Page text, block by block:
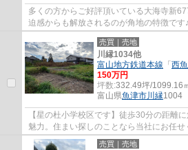
多くの方からご好評頂いている大海寺新
迫感からも解放されるのが角地の特徴で
保しやすく、また良い眺望が期待できるひ
売買｜売地
川縁1034他
富山地方鉄道本線 「 西
150万円
坪数:332.49坪/1099.16
富山県魚津市川縁1004
【星の杜小学校区です】徒歩30分の距離
魅力。住まい探しのことなら当社にお任
活を始めるまで、トータルサポートいたし
売買｜売地